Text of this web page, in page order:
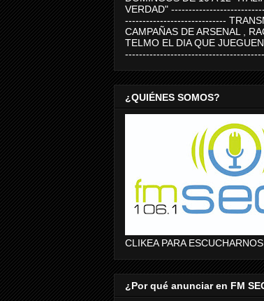
VERDAD"
-----------------------------
CAMPAÑAS DE ARSENAL ,
TELMO EL DIA QUE
¿QUIÉNES SOMOS?
CLIKEA PARA ESCUCHARNOS
¿Por qué anunciar en FM